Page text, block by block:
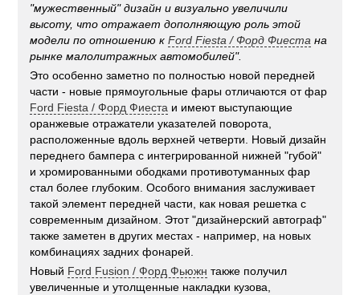
"мужественный" дизайн и визуально увеличили
высоту, что отражает дополняющую роль этой
модели по отношению кFord Fiesta /Форд Фиеста на
рынке малолитражных автомобилей".
Это особенно заметно по полностью новой передней
части - новые прямоугольные фары отличаются от фар
Ford Fiesta / Форд Фиеста и имеют выступающие
оранжевые отражатели указателей поворота,
расположенные вдоль верхней четверти. Новый дизайн
переднего бампера с интегрированной нижней "губой"
и хромированными ободками противотуманных фар
стал более глубоким. Особого внимания заслуживает
такой элемент передней части, как новая решетка с
современным дизайном. Этот "дизайнерский автограф"
также заметен в других местах - например, на новых
комбинациях задних фонарей.
Новый Ford Fusion / Форд Фьюжн также получил
увеличенные и утолщенные накладки кузова,